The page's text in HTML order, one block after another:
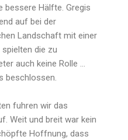
bessere Hälfte. Gregis
auf bei der
Landschaft mit einer
die zu
auch keine Rolle …
beschlossen.
fuhren wir das
Weit und breit war kein
Hoffnung, dass